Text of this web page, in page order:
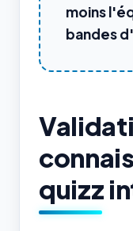
moins
bandes
quizz